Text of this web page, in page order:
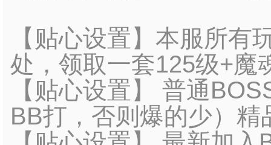
【贴心设置】本服所
处，领取一套125级+魔
【贴心设置】 普通
BB打，否则爆的少）